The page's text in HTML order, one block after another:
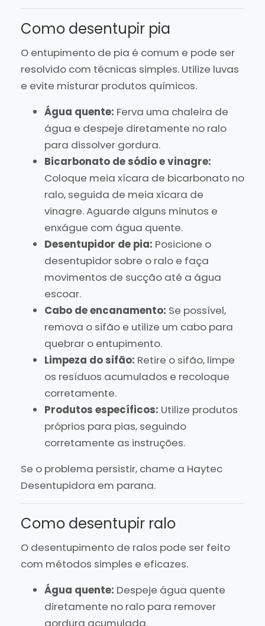
Como desentupir pia
O entupimento de pia é comum e pode ser
resolvido com técnicas simples. Utilize luvas
e evite misturar produtos químicos.
Água quente: Ferva uma chaleira de
água e despeje diretamente no ralo
para dissolver gordura.
Bicarbonato de sódio e vinagre:
Coloque meia xícara de bicarbonato no
ralo, seguida de meia xícara de
vinagre. Aguarde alguns minutos e
enxágue com água quente.
Desentupidor de pia: Posicione o
desentupidor sobre o ralo e faça
movimentos de sucção até a água
escoar.
Cabo de encanamento: Se possível,
remova o sifão e utilize um cabo para
quebrar o entupimento.
Limpeza do sifão: Retire o sifão, limpe
os resíduos acumulados e recoloque
corretamente.
Produtos específicos: Utilize produtos
próprios para pias, seguindo
corretamente as instruções.
Se o problema persistir, chame a Haytec
Desentupidora em parana.
Como desentupir ralo
O desentupimento de ralos pode ser feito
com métodos simples e eficazes.
Água quente: Despeje água quente
diretamente no ralo para remover